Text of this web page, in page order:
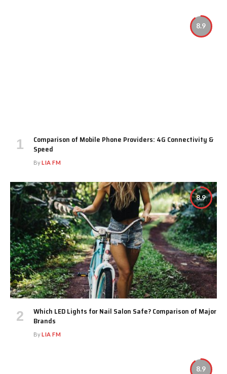
8.9
Comparison of Mobile Phone Providers: 4G Connectivity &
Speed
ByLIA FM
8.9
Which LED Lights for Nail Salon Safe? Comparison of Major
Brands
ByLIA FM
8.9